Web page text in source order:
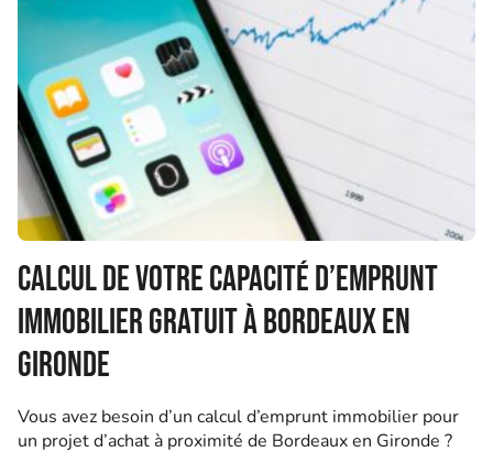
Calcul de votre capacité d’emprunt
immobilier gratuit à Bordeaux en
Gironde
Vous avez besoin d’un calcul d’emprunt immobilier pour
un projet d’achat à proximité de Bordeaux en Gironde ?